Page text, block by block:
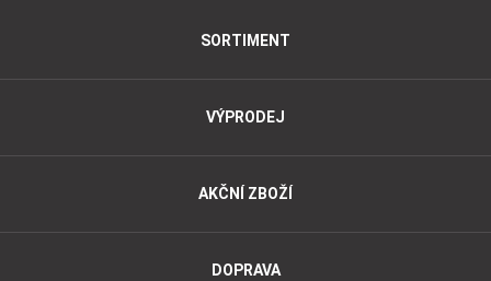
SORTIMENT
VÝPRODEJ
AKČNÍ ZBOŽÍ
DOPRAVA